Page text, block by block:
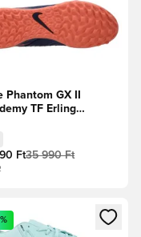
Phantom GX II
TF Erling
Króm Limitált
Ft35 990 Ft
vagy a tagként
egy modált a